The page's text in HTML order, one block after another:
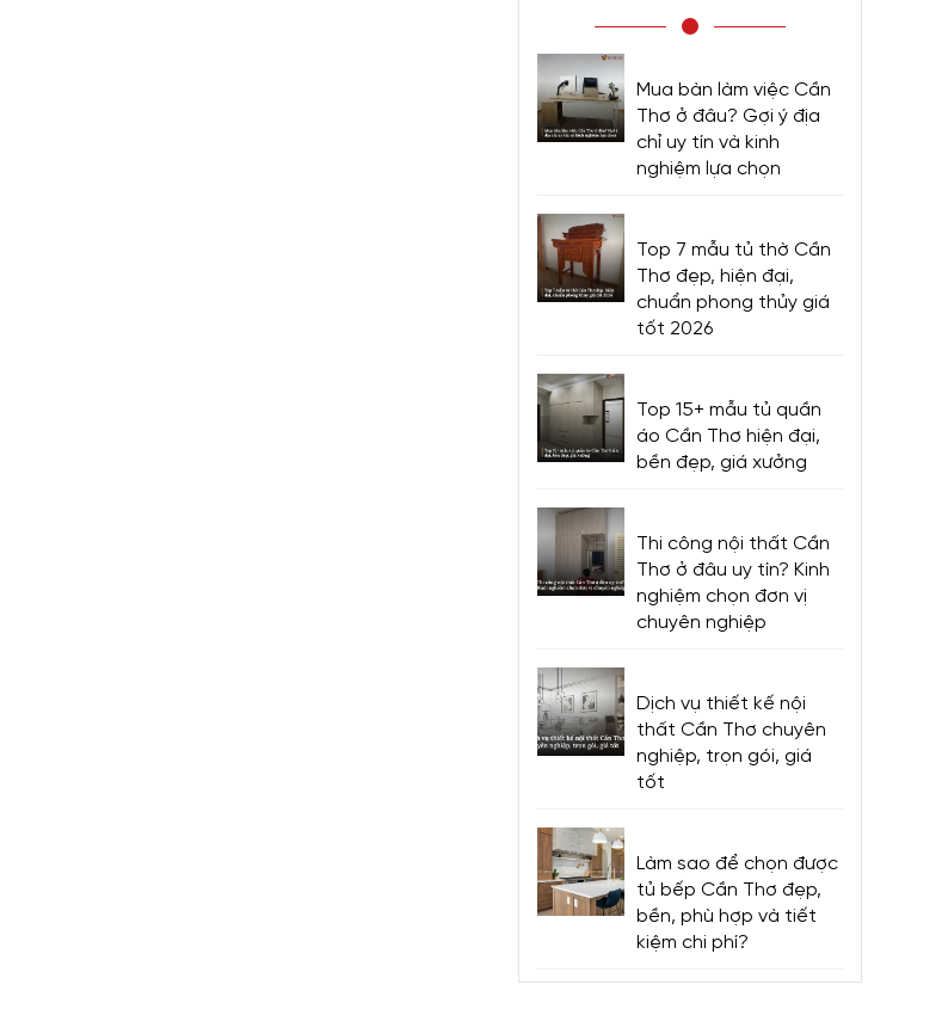
Mua bàn làm việc Cần
Thơ ở đâu? Gợi ý địa
chỉ uy tín và kinh
nghiệm lựa chọn
Top 7 mẫu tủ thờ Cần
Thơ đẹp, hiện đại,
chuẩn phong thủy giá
tốt 2026
Top 15+ mẫu tủ quần
áo Cần Thơ hiện đại,
bền đẹp, giá xưởng
Thi công nội thất Cần
Thơ ở đâu uy tín? Kinh
nghiệm chọn đơn vị
chuyên nghiệp
Dịch vụ thiết kế nội
thất Cần Thơ chuyên
nghiệp, trọn gói, giá
tốt
Làm sao để chọn được
tủ bếp Cần Thơ đẹp,
bền, phù hợp và tiết
kiệm chi phí?